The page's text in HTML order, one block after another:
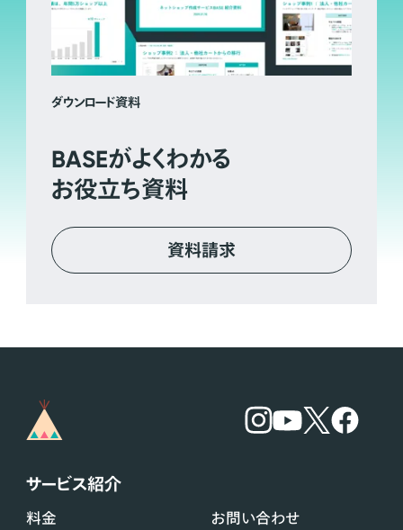
ダウンロード資料
BASEがよくわかる
お役立ち資料
資料請求
サービス紹介
料金
お問い合わせ